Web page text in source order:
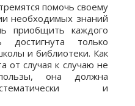
помочь своему
необходимых знаний
приобщить каждого
только
и библиотеки. Как
от случая к случаю не
она должна
и